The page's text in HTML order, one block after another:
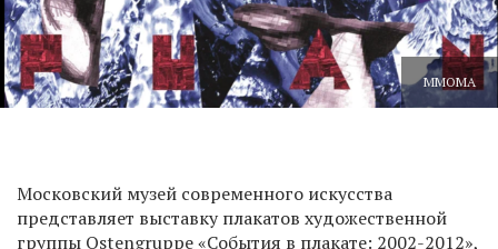
ММОМА
Московский музей современного искусства
представляет выставку плакатов художественной
группы Ostengruppe «События в плакате: 2002-2012»,